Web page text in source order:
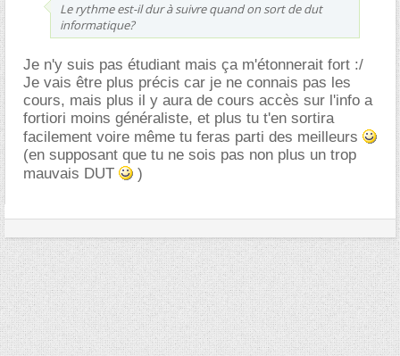
Le rythme est-il dur à suivre quand on sort de dut
informatique?
Je n'y suis pas étudiant mais ça m'étonnerait fort :/
Je vais être plus précis car je ne connais pas les
cours, mais plus il y aura de cours accès sur l'info a
fortiori moins généraliste, et plus tu t'en sortira
facilement voire même tu feras parti des meilleurs
(en supposant que tu ne sois pas non plus un trop
mauvais DUT
)